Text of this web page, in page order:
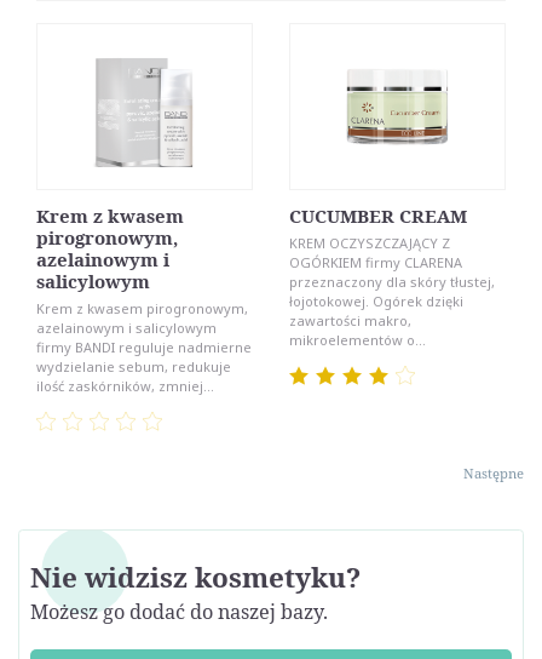
Krem z kwasem
pirogronowym,
azelainowym i
salicylowym
Krem z kwasem pirogronowym,
azelainowym i salicylowym
firmy BANDI reguluje nadmierne
wydzielanie sebum, redukuje
ilość zaskórników, zmniej...
CUCUMBER CREAM
KREM OCZYSZCZAJĄCY Z
OGÓRKIEM firmy CLARENA
przeznaczony dla skóry tłustej,
łojotokowej. Ogórek dzięki
zawartości makro,
mikroelementów o...
Następne
Nie widzisz kosmetyku?
Możesz go dodać do naszej bazy.